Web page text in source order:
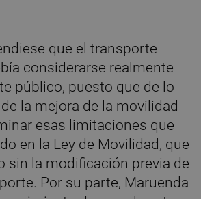
que el transporte
considerarse realmente
público, puesto que de lo
la mejora de la movilidad
esas limitaciones que
en la Ley de Movilidad, que
sin la modificación previa de
Por su parte, Maruenda